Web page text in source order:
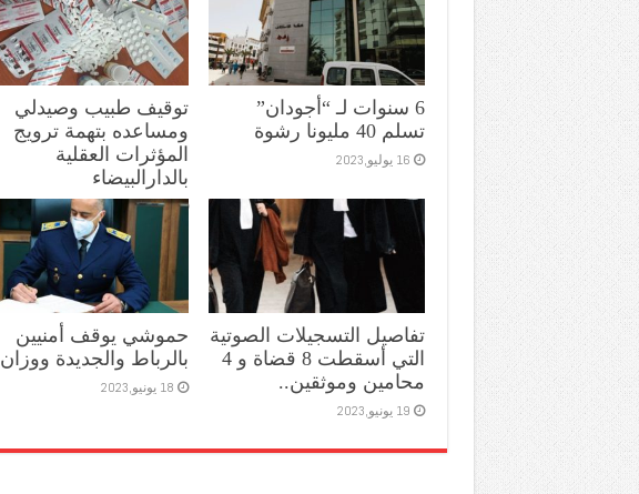
6 سنوات لـ “أجودان”
تسلم 40 مليونا رشوة
16 يوليو,2023
توقيف طبيب وصيدلي
ومساعده بتهمة ترويج
المؤثرات العقلية
بالدارالبيضاء
11 يوليو,2023
تفاصيل التسجيلات الصوتية
التي أسقطت 8 قضاة و 4
محامين وموثقين..
19 يونيو,2023
حموشي يوقف أمنيين
بالرباط والجديدة ووزان
18 يونيو,2023